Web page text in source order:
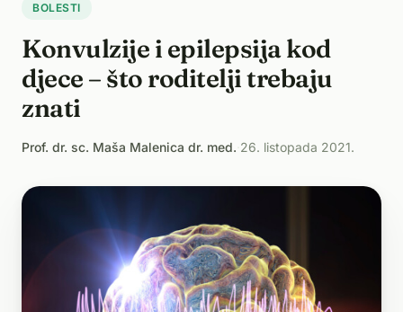
BOLESTI
Konvulzije i epilepsija kod
djece – što roditelji trebaju
znati
Prof. dr. sc. Maša Malenica dr. med. 26. listopada 2021.